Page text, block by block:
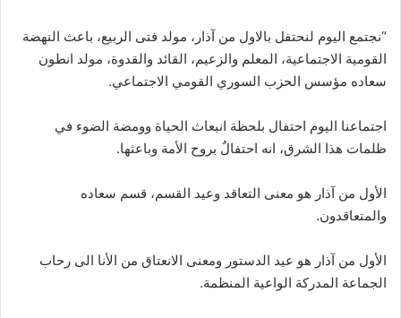
“نجتمع اليوم لنحتفل بالاول من آذار، مولد فتى الربيع، باعث النهضة
القومية الاجتماعية، المعلم والزعيم، القائد والقدوة، مولد انطون
سعاده مؤسس الحزب السوري القومي الاجتماعي.
اجتماعنا اليوم احتفال بلحظة انبعاث الحياة وومضة الضوء في
ظلمات هذا الشرق، انه احتفالٌ بروح الأمة وباعثها.
الأول من آذار هو معنى التعاقد وعيد القسم، قسم سعاده
والمتعاقدون.
الأول من آذار هو عيد الدستور ومعنى الانعتاق من الأنا الى رحاب
الجماعة المدركة الواعية المنظمة.